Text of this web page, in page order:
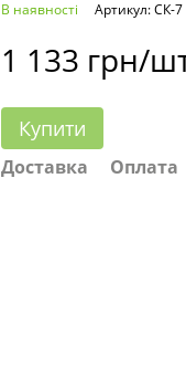
В наявності Артикул: СК-7
1 133 грн/
Купити
Доставка Оплата